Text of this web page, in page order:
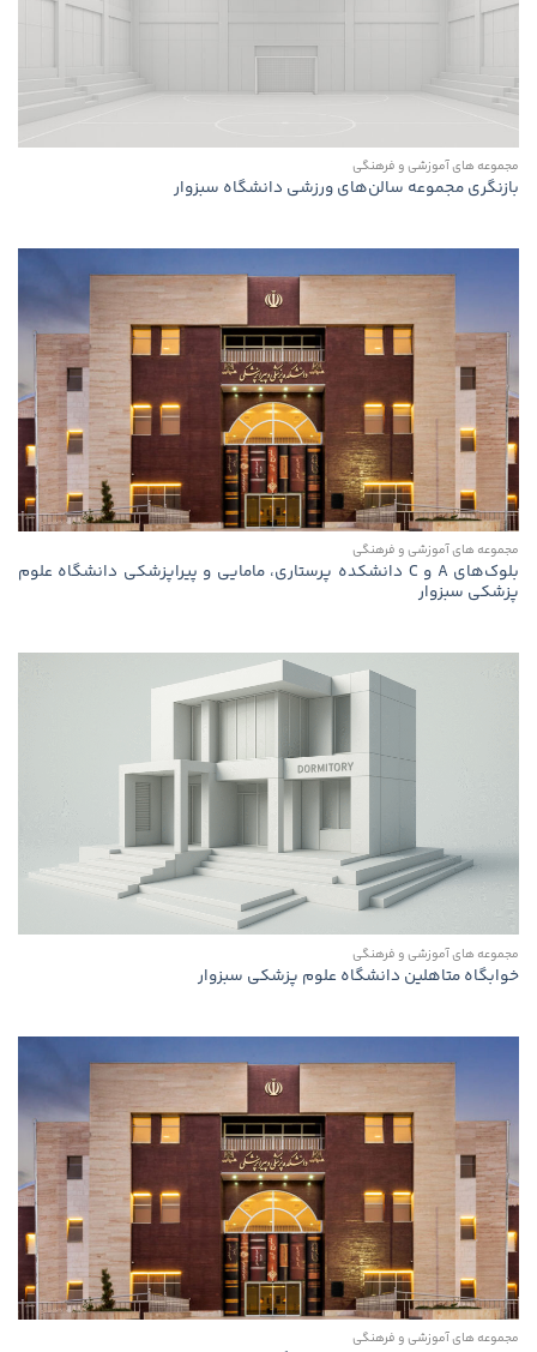
مجموعه های آموزشی و فرهنگی
بازنگری مجموعه سالن‌های ورزشی دانشگاه سبزوار
مجموعه های آموزشی و فرهنگی
بلوک‌های A و C دانشکده پرستاری، مامایی و پیراپزشکی دانشگاه علوم
پزشکی سبزوار
مجموعه های آموزشی و فرهنگی
خوابگاه متاهلین دانشگاه علوم پزشکی سبزوار
مجموعه های آموزشی و فرهنگی